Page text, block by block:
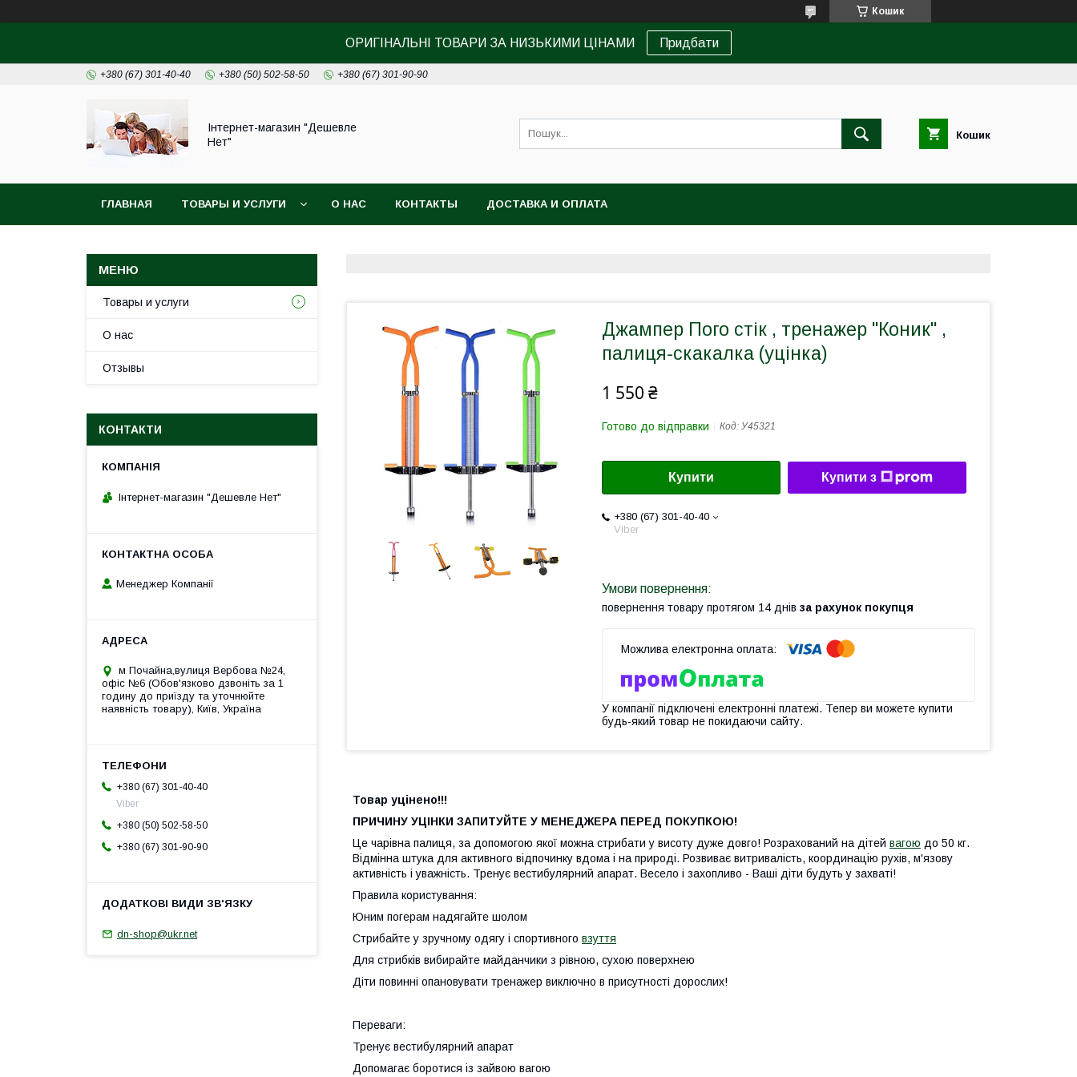
Кошик
ОРИГІНАЛЬНІ ТОВАРИ ЗА НИЗЬКИМИ ЦІНАМИ Придбати
+380 (67) 301-40-40 +380 (50) 502-58-50 +380 (67) 301-90-90
Інтернет-магазин "Дешевле
Нет"
Кошик
ГЛАВНАЯ ТОВАРЫ И УСЛУГИ О НАС КОНТАКТЫ ДОСТАВКА И ОПЛАТА
Джампер Пого стік , тренажер "Коник" ,
палиця-скакалка (уцінка)
1 550 ₴
Готово до відправки Код: У45321
Купити Купити з
+380 (67) 301-40-40
Viber
повернення товару протягом 14 днів за рахунок покупця
У компанії підключені електронні платежі. Тепер ви можете купити
будь-який товар не покидаючи сайту.
Товар уцінено!!!
ПРИЧИНУ УЦІНКИ ЗАПИТУЙТЕ У МЕНЕДЖЕРА ПЕРЕД ПОКУПКОЮ!
Це чарівна палиця, за допомогою якої можна стрибати у висоту дуже довго! Розрахований на дітей вагою до 50 кг.
Відмінна штука для активного відпочинку вдома і на природі. Розвиває витривалість, координацію рухів, м'язову
активність і уважність. Тренує вестибулярний апарат. Весело і захопливо - Ваші діти будуть у захваті!
Правила користування:
Юним погерам надягайте шолом
Стрибайте у зручному одягу і спортивного взуття
Для стрибків вибирайте майданчики з рівною, сухою поверхнею
Діти повинні опановувати тренажер виключно в присутності дорослих!
Переваги:
Тренує вестибулярний апарат
Допомагає боротися із зайвою вагою
Товары и услуги
О нас
Отзывы
КОНТАКТИ
Інтернет-магазин "Дешевле Нет"
Менеджер Компанії
м Почайна,вулиця Вербова №24,
офіс №6 (Обов'язково дзвоніть за 1
годину до приїзду та уточнюйте
наявність товару), Київ, Україна
+380 (67) 301-40-40
Viber
+380 (50) 502-58-50
+380 (67) 301-90-90
dn-shop@ukr.net